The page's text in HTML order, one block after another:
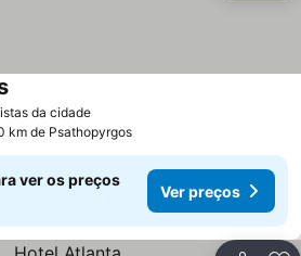
da cidadeVer preços
Ver preços
km de Psathopyrgos
ver os preços
Ver preços